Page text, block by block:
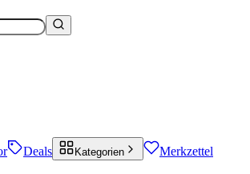
Deals Kategorien Merkzettel